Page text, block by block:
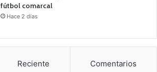
fútbol comarcal
Hace 2 días
Reciente Comentarios